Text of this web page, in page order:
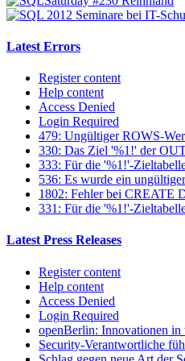
Latest Errors
Register content
Help content
Access Denied
Login Required
479: Ungültiger ROWS-
330: Das Ziel '%1!' der
333: Für die '%1!'-
536: Es wurde ein
1802: Fehler bei CREATE
331: Für die '%1!'-
Latest Press Releases
Register content
Help content
Access Denied
Login Required
openBerlin: Innovationen in
Security-Verantwortliche